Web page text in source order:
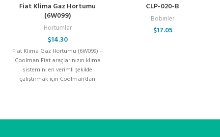
Fiat Klima Gaz Hortumu
(6W099)
Hortumlar
$14.30
Fiat Klima Gaz Hortumu (6W099) –
Coolman Fiat araçlarınızın klima
sistemini en verimli şekilde
çalıştırmak için Coolman’dan
CLP-020-B
Bobinler
$17.05